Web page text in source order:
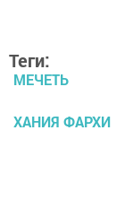
Теги:
МЕЧЕТЬ
ХАНИЯ ФАРХИ